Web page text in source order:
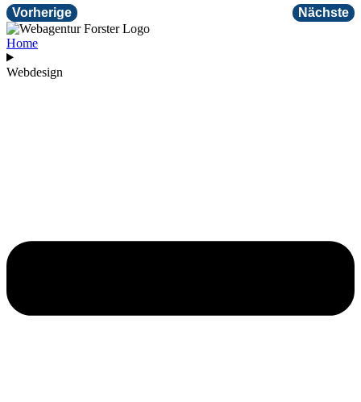
Vorherige Nächste
Home
Webdesign